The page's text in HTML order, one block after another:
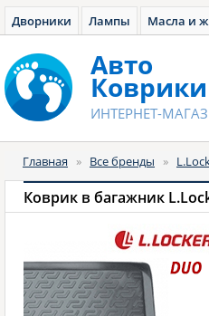
Дворники Лампы Масла и
Авто
Коврики
ИНТЕРНЕТ-
Главная » Все бренды »
Коврик в багажник